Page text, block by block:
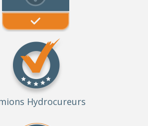
Hydrocureurs